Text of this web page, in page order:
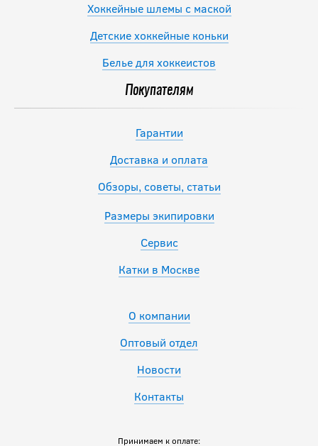
Хоккейные шлемы с маской
Детские хоккейные коньки
Белье для хоккеистов
Покупателям
Гарантии
Доставка и оплата
Обзоры, советы, статьи
Размеры экипировки
Сервис
Катки в Москве
О компании
Оптовый отдел
Новости
Контакты
Принимаем к оплате: